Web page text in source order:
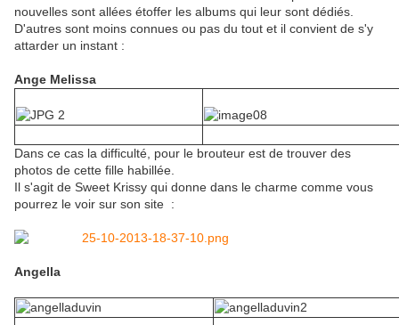
nouvelles sont allées étoffer les albums qui leur sont dédiés.
D'autres sont moins connues ou pas du tout et il convient de s'y
attarder un instant :
Ange Melissa
Dans ce cas la difficulté, pour le brouteur est de trouver des
photos de cette fille habillée.
Il s'agit de Sweet Krissy qui donne dans le charme comme vous
pourrez le voir sur son site :
Angella